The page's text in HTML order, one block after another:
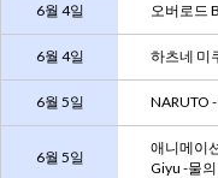
6월 4일 오버로드
6월 4일 하츠네 미
6월 5일 NARUTO
6월 5일
애니메이
Giyu -물